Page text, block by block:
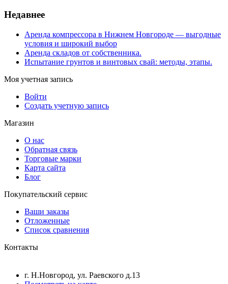
Недавнее
Аренда компрессора в Нижнем Новгороде — выгодные
условия и широкий выбор
Аренда складов от собственника.
Испытание грунтов и винтовых свай: методы, этапы.
Моя учетная запись
Войти
Создать учетную запись
Магазин
О нас
Обратная связь
Торговые марки
Карта сайта
Блог
Покупательский сервис
Ваши заказы
Отложенные
Список сравнения
Контакты
г. Н.Новгород, ул. Раевского д.13